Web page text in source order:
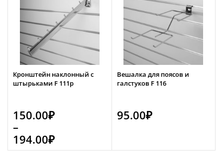
Кронштейн наклонный с
штырьками F 111p
150.00₽
–
194.00₽
Вешалка для поясов и
галстуков F 116
95.00₽